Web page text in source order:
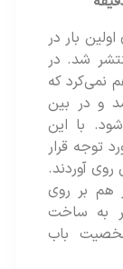
در
شد. در
که
بین
این
قرار
روی
ساخت
باب